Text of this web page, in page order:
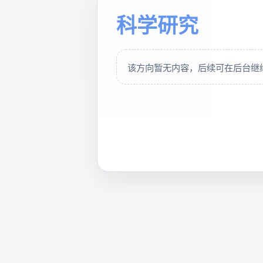
科学研究
该方向暂无内容，后续可在后台继